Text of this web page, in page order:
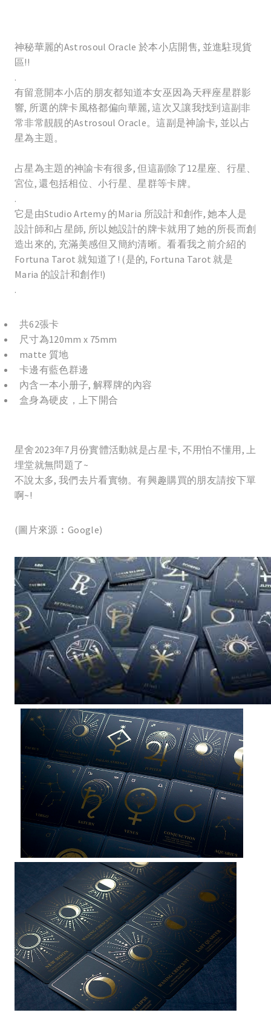
神秘華麗的Astrosoul Oracle 於本小店開售, 並進駐現貨
區!!
.
有留意開本小店的朋友都知道本女巫因為天秤座星群影
響, 所選的牌卡風格都偏向華麗, 這次又讓我找到這副非
常非常靚靚的Astrosoul Oracle。這副是神諭卡, 並以占
星為主題。
占星為主題的神諭卡有很多, 但這副除了12星座、行星、
宮位, 還包括相位、小行星、星群等卡牌。
.
它是由Studio Artemy 的Maria 所設計和創作, 她本人是
設計師和占星師, 所以她設計的牌卡就用了她的所長而創
造出來的, 充滿美感但又簡約清晰。看看我之前介紹的
Fortuna Tarot 就知道了! (是的, Fortuna Tarot 就是
Maria 的設計和創作!)
.
共62張卡
尺寸為120mm x 75mm
matte 質地
卡邊有藍色群邊
內含一本小册子, 解釋牌的內容
盒身為硬皮，上下開合
星舍2023年7月份實體活動就是占星卡, 不用怕不懂用, 上
埋堂就無問題了~
不說太多, 我們去片看實物。有興趣購買的朋友請按下單
啊~!
(圖片來源︰Google)